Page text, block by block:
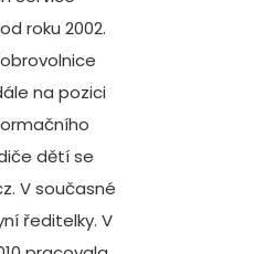
roku 2002.
na pozici
dětí se
. V současné
ředitelky. V